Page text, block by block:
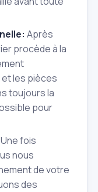
Après
procède à la
les pièces
toujours la
pour
Une fois
nous
de votre
des